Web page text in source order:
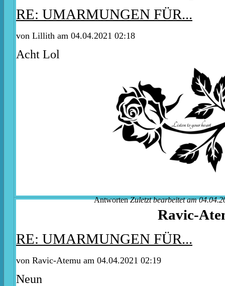
RE: UMARMUNGEN FÜR...
von Lillith am 04.04.2021 02:18
Acht Lol
Antworten Zuletzt bearbeitet am
Ravic-
RE: UMARMUNGEN FÜR...
von Ravic-Atemu am 04.04.2021 02:19
Neun